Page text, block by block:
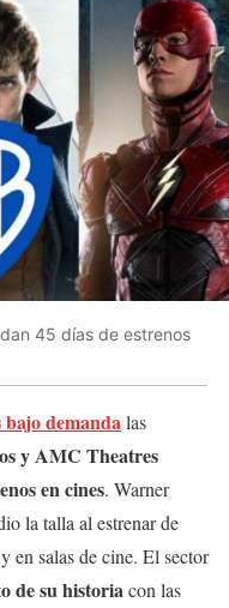
45 días de estrenos
bajo demandalas
y AMC Theatres
en cines. Warner
la talla al estrenar de
en salas de cine. El sector
de su historiacon las